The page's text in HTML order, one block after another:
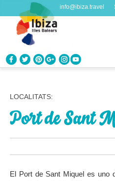
info@ibiza.travel
GAUDEIX EIVISSA
AGENDA
LOCALITATS:
Port de Sant
El Port de Sant Miquel es uno